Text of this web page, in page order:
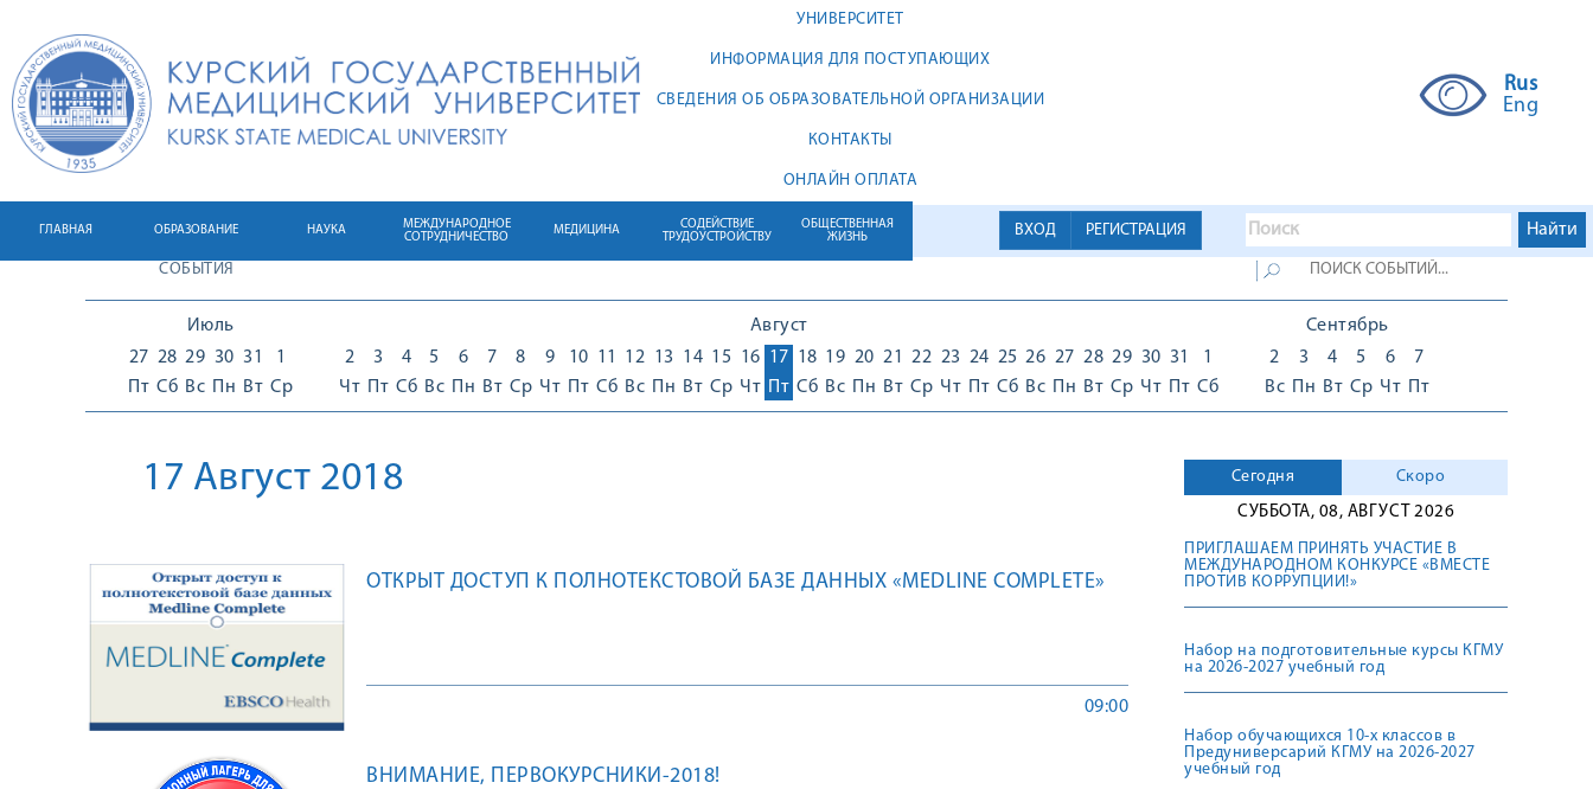
УНИВЕРСИТЕТ
ИНФОРМАЦИЯ ДЛЯ ПОСТУПАЮЩИХ
СВЕДЕНИЯ ОБ ОБРАЗОВАТЕЛЬНОЙ ОРГАНИЗАЦИИ
КОНТАКТЫ
ОНЛАЙН ОПЛАТА
Rus
Eng
ВХОД РЕГИСТРАЦИЯ
ГЛАВНАЯ ОБРАЗОВАНИЕ НАУКА
МЕЖДУНАРОДНОЕ
СОТРУДНИЧЕСТВО
МЕДИЦИНА
СОДЕЙСТВИЕ
ТРУДОУСТРОЙСТВУ
ОБЩЕСТВЕННАЯ
ЖИЗНЬ
СОБЫТИЯ
Июль
27
Пт
28
Сб
29
Вс
30
Пн
31
Вт
1
Ср
Август
2
Чт
3
Пт
4
Сб
5
Вс
6
Пн
7
Вт
8
Ср
9
Чт
10
Пт
11
Сб
12
Вс
13
Пн
14
Вт
15
Ср
16
Чт
17
Пт
18
Сб
19
Вс
20
Пн
21
Вт
22
Ср
23
Чт
24
Пт
25
Сб
26
Вс
27
Пн
28
Вт
29
Ср
30
Чт
31
Пт
1
Сб
Сентябрь
2
Вс
3
Пн
4
Вт
5
Ср
6
Чт
7
Пт
17 Август 2018
ОТКРЫТ ДОСТУП К ПОЛНОТЕКСТОВОЙ БАЗЕ ДАННЫХ «MEDLINE COMPLETE»
09:00
ВНИМАНИЕ, ПЕРВОКУРСНИКИ-2018!
Сегодня
Скоро
СУББОТА, 08, АВГУСТ 2026
ПРИГЛАШАЕМ ПРИНЯТЬ УЧАСТИЕ В
МЕЖДУНАРОДНОМ КОНКУРСЕ «ВМЕСТЕ
ПРОТИВ КОРРУПЦИИ!»
Набор на подготовительные курсы КГМУ
на 2026-2027 учебный год
Набор обучающихся 10-х классов в
Предуниверсарий КГМУ на 2026-2027
учебный год